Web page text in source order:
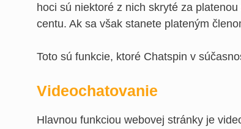
hoci sú niektoré z nich skryté za
centu. Ak sa však stanete plateným
Toto sú funkcie, ktoré Chatspin v
Videochatovanie
Hlavnou funkciou webovej stránky je